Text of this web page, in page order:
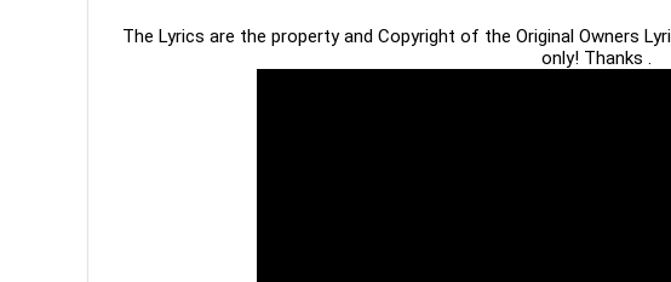
The Lyrics are the property and Copyright of the Original Owners
only! Thanks .